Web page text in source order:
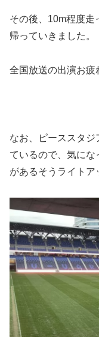
その後、10m程度走
帰っていきました。
全国放送の出演お疲
なお、ピーススタ
ているので、気に
があるそうライトア